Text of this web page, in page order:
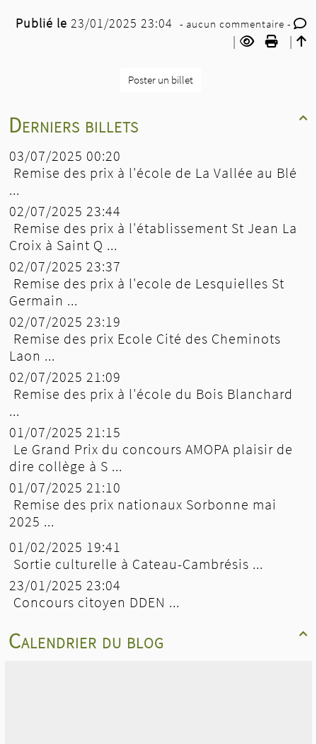

Derniers billets
03/07/2025 00:20
Remise des prix à l'école de La Vallée au Blé
...
02/07/2025 23:44
Remise des prix à l'établissement St Jean La
Croix à Saint Q ...
02/07/2025 23:37
Remise des prix à l'ecole de Lesquielles St
Germain ...
02/07/2025 23:19
Remise des prix Ecole Cité des Cheminots
Laon ...
02/07/2025 21:09
Remise des prix à l'école du Bois Blanchard
...
01/07/2025 21:15
Le Grand Prix du concours AMOPA plaisir de
dire collège à S ...
01/07/2025 21:10
Remise des prix nationaux Sorbonne mai
2025 ...
01/02/2025 19:41
Sortie culturelle à Cateau-Cambrésis ...
23/01/2025 23:04
Concours citoyen DDEN ...

Calendrier du blog
Publié le 23/01/2025 23:04 - aucun commentaire -
| |
Poster un billet